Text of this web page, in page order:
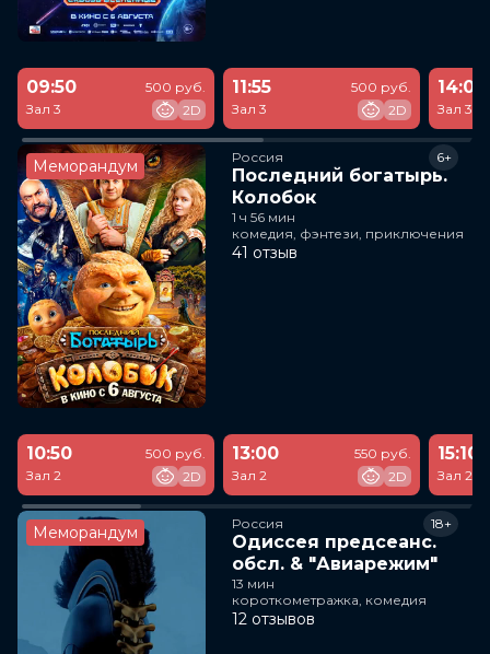
09:50
Зал 3
500 руб.
2D
11:55
Зал 3
500 руб.
2D
14:00
Зал 3
Меморандум Россия
Последний богатырь.
Колобок
6+
1 ч 56 мин
комедия, фэнтези, приключения
41 отзыв
10:50
Зал 2
500 руб.
2D
13:00
Зал 2
550 руб.
2D
15:10
Зал 2
Меморандум Россия
Одиссея предсеанс.
обсл. & "Авиарежим"
18+
13 мин
короткометражка, комедия
12 отзывов